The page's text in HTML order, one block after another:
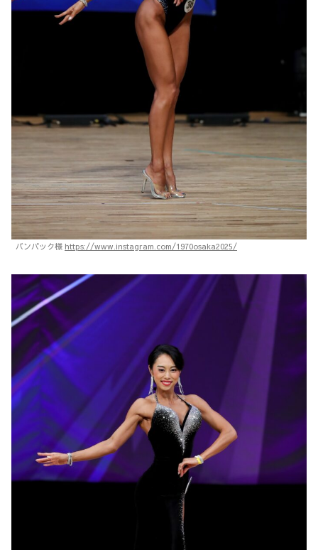
バンパック様 https://www.instagram.com/1970osaka2025/